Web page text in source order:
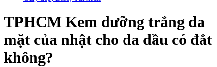
TPHCM Kem dưỡng trắng da
mặt của nhật cho da dầu có đắt
không?